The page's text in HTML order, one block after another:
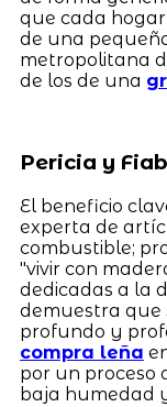
que cada
de una
metropolitana
de los de una
Pericia y
El beneficio
experta de
combustible;
"vivir con
dedicadas a la
demuestra que
profundo y
compra leña
por un proceso
baja humedad